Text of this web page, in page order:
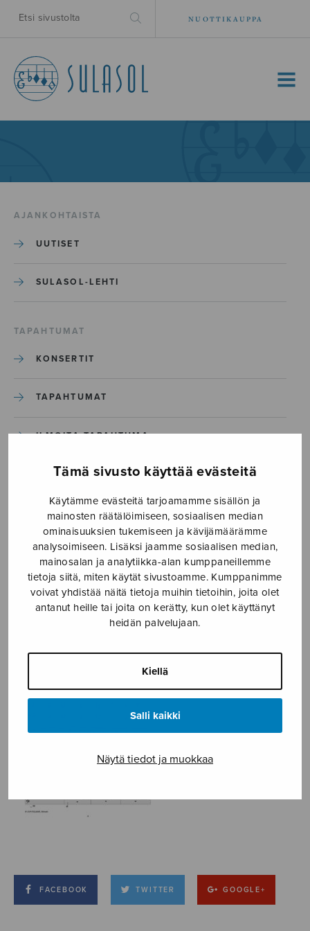
Tämä sivusto käyttää evästeitä
Käytämme evästeitä tarjoamamme sisällön ja
mainosten räätälöimiseen, sosiaalisen median
ominaisuuksien tukemiseen ja kävijämäärämme
analysoimiseen. Lisäksi jaamme sosiaalisen median,
mainosalan ja analytiikka-alan kumppaneillemme
tietoja siitä, miten käytät sivustoamme. Kumppanimme
voivat yhdistää näitä tietoja muihin tietoihin, joita olet
antanut heille tai joita on kerätty, kun olet käyttänyt
heidän palvelujaan.
Kiellä
Salli kaikki
Näytä tiedot ja muokkaa
NUOTTIKAUPPA
MENU
AJANKOHTAISTA
UUTISET
SULASOL-LEHTI
TAPAHTUMAT
KONSERTIT
TAPAHTUMAT
ILMOITA TAPAHTUMA
Kolme pientä kappaletta uruille_S2587
Kolme pientä kappaletta
uruille_S2587
17.6.2019
FACEBOOK TWITTER GOOGLE+